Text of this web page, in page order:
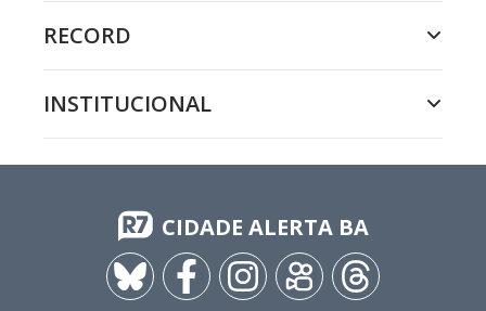
RECORD
INSTITUCIONAL
CIDADE ALERTA BA